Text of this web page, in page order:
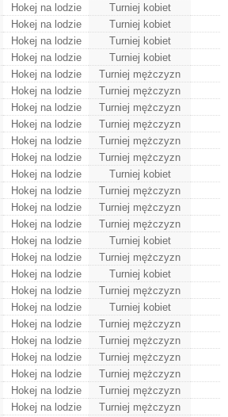
Hokej na lodzie
Turniej kobiet
Hokej na lodzie
Turniej kobiet
Hokej na lodzie
Turniej kobiet
Hokej na lodzie
Turniej kobiet
Hokej na lodzie
Turniej mężczyzn
Hokej na lodzie
Turniej mężczyzn
Hokej na lodzie
Turniej mężczyzn
Hokej na lodzie
Turniej mężczyzn
Hokej na lodzie
Turniej mężczyzn
Hokej na lodzie
Turniej mężczyzn
Hokej na lodzie
Turniej kobiet
Hokej na lodzie
Turniej mężczyzn
Hokej na lodzie
Turniej mężczyzn
Hokej na lodzie
Turniej mężczyzn
Hokej na lodzie
Turniej kobiet
Hokej na lodzie
Turniej mężczyzn
Hokej na lodzie
Turniej kobiet
Hokej na lodzie
Turniej mężczyzn
Hokej na lodzie
Turniej kobiet
Hokej na lodzie
Turniej mężczyzn
Hokej na lodzie
Turniej mężczyzn
Hokej na lodzie
Turniej mężczyzn
Hokej na lodzie
Turniej mężczyzn
Hokej na lodzie
Turniej mężczyzn
Hokej na lodzie
Turniej mężczyzn